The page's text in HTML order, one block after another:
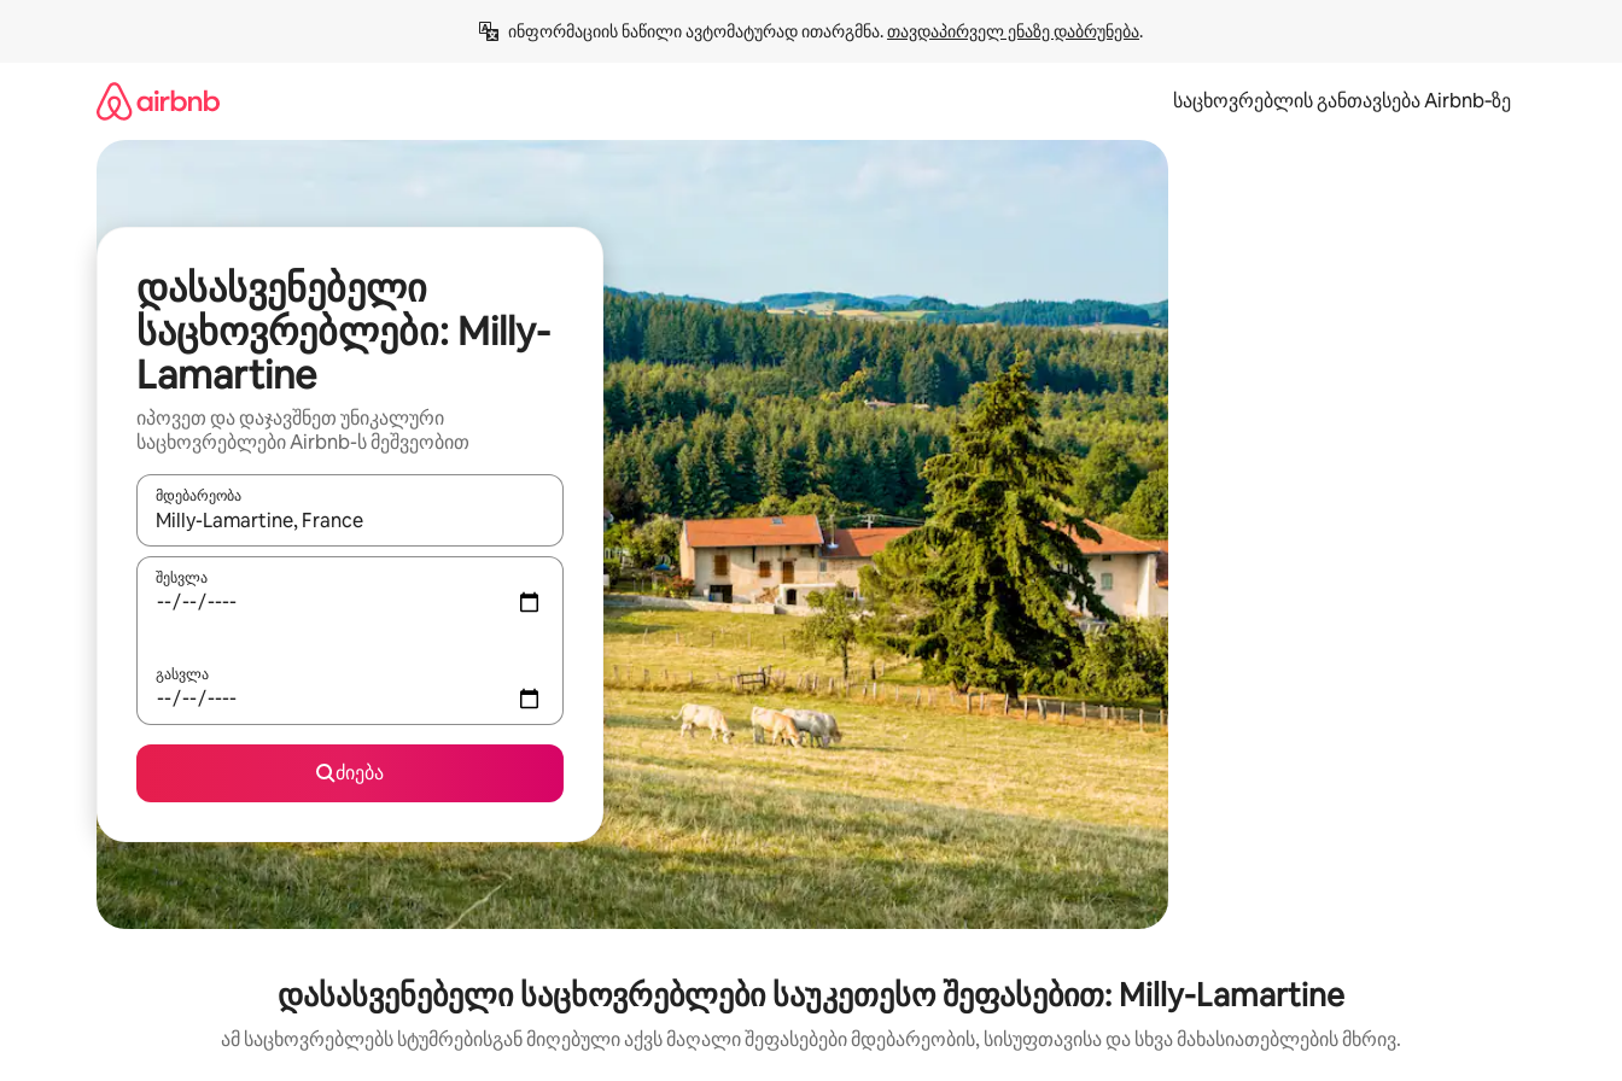
ინფორმაციის ნაწილი ავტომატურად ითარგმნა. თავდაპირველ ენაზე დაბრუნება.
საცხოვრებლის განთავსება Airbnb‑ზე
დასასვენებელი
საცხოვრებლები: Milly-
Lamartine
იპოვეთ და დაჯავშნეთ უნიკალური
საცხოვრებლები Airbnb-ს მეშვეობით
მდებარეობა
როცა შედეგები ხელმისაწვდომი გახდება, ნავიგაციისთვის გამოიყენეთ კლავიშები ზემოთ/ქვემოთ მიმართული ისრებით ან შეხებისა თუ თითის გასმის ჟესტები.
შესვლა
გასვლა
ძიება
დასასვენებელი საცხოვრებლები საუკეთესო შეფასებით: Milly-Lamartine
ამ საცხოვრებლებს სტუმრებისგან მიღებული აქვს მაღალი შეფასებები მდებარეობის, სისუფთავისა და სხვა მახასიათებლების მხრივ.